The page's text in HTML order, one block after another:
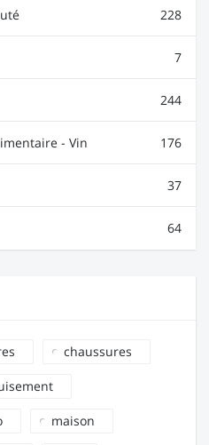
228
7
244
- Vin 176
37
64
chaussures
maison